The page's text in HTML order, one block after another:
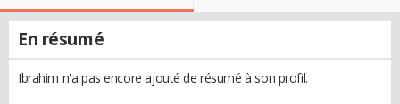
En résumé
Ibrahim n'a pas encore ajouté de résumé à son profil.